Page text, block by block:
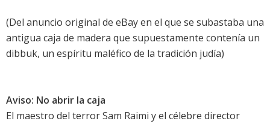
(Del anuncio original de eBay en el que se subastaba una
antigua caja de madera que supuestamente contenía un
dibbuk, un espíritu maléfico de la tradición judía)
Aviso: No abrir la caja
El maestro del terror Sam Raimi y el célebre director